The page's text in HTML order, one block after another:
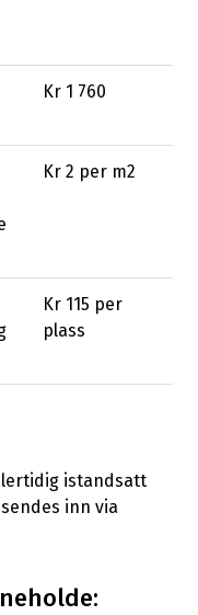
Kr 1 760
Kr 2 per m2
Kr 115 per
plass
istandsatt
inn via